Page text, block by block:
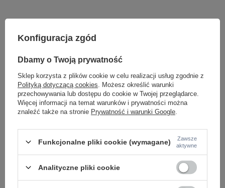
KINKIETY NAD LUSTRO
ŻYRANDOLE KRYSZTAŁOWE
LAMPY WISZĄCE CZARNE
LAMPY WISZĄCE - OKRĘGI
KINKIETY DO SYPIALNI
LAMPY SUFITOWE OKRĄGŁE
LAMPY WISZĄCE
LAMPY ZEWNĘTRZNE
SŁUPKI OGRODOWE
LAMPY OGRODOWE - SUFITOWE
LAMPY SOLARNE
Konfiguracja zgód
Dbamy o Twoją prywatność
Sklep korzysta z plików cookie w celu realizacji usług zgodnie z
Polityką dotyczącą cookies . Możesz określić warunki
przechowywania lub dostępu do cookie w Twojej przeglądarce.
Więcej informacji na temat warunków i prywatności można
znaleźć także na stronie Prywatność i warunki Google
Funkcjonalne pliki cookie (wymagane)
Zawsze
aktywne
Analityczne pliki cookie